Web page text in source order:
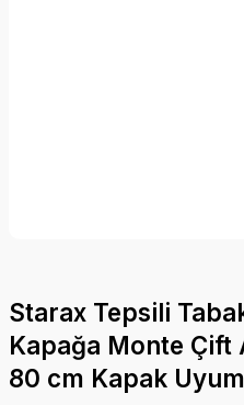
Starax Tepsili
Kapağa Monte Çift
80 cm Kapak